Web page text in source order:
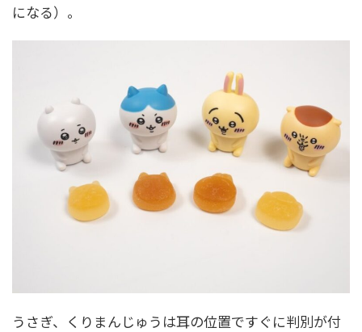
になる）。
うさぎ、くりまんじゅうは耳の位置ですぐに判別が付